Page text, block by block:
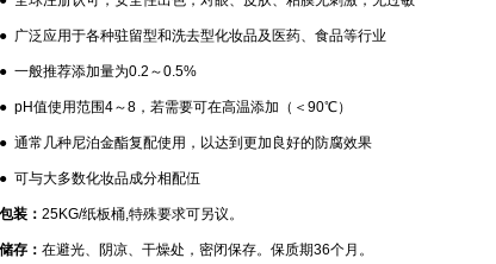
● 广泛应用于各种驻留型和洗去型化妆品及医药、食品等行业
● 一般推荐添加量为0.2～0.5%
● pH值使用范围4～8，若需要可在高温添加（＜90℃）
● 通常几种尼泊金酯复配使用，以达到更加良好的防腐效果
● 可与大多数化妆品成分相配伍
包装： 25KG/纸板桶,特殊要求可另议。
储存： 在避光、阴凉、干燥处，密闭保存。保质期36个月。